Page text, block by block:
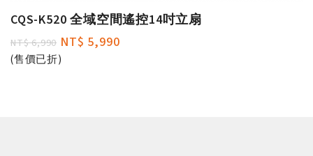
CQS-K520 全域空間遙控14吋立扇
NT$ 6,990 NT$ 5,990
(售價已折)